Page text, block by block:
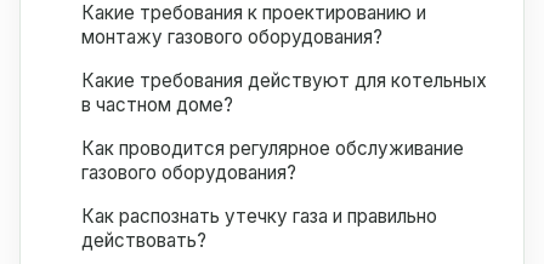
Какие требования к проектированию и
монтажу газового оборудования?
Какие требования действуют для котельных
в частном доме?
Как проводится регулярное обслуживание
газового оборудования?
Как распознать утечку газа и правильно
действовать?